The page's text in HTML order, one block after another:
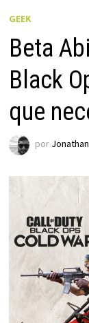
GEEK
Beta
Black
que
por Jonathan